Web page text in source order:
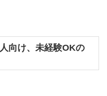
向け、未経験OKの